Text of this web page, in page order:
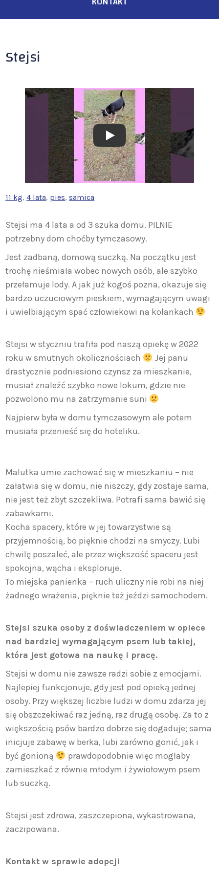
Stejsi
Play
11 kg, 4 lata, pies, samica
Stejsi ma 4 lata a od 3 szuka domu. PILNIE
potrzebny dom choćby tymczasowy.
Jest zadbaną, domową suczką. Na początku jest
trochę nieśmiała wobec nowych osób, ale szybko
przełamuje lody. A jak już kogoś pozna, okazuje się
bardzo uczuciowym pieskiem, wymagającym uwagi
i uwielbiającym spać człowiekowi na kolankach
Stejsi w styczniu trafiła pod naszą opiekę w 2022
roku w smutnych okolicznościach
Jej panu
drastycznie podniesiono czynsz za mieszkanie,
musiał znaleźć szybko nowe lokum, gdzie nie
pozwolono mu na zatrzymanie suni
Najpierw była w domu tymczasowym ale potem
musiała przenieść się do hoteliku.
Malutka umie zachować się w mieszkaniu – nie
załatwia się w domu, nie niszczy, gdy zostaje sama,
nie jest też zbyt szczekliwa. Potrafi sama bawić się
zabawkami.
Kocha spacery, które w jej towarzystwie są
przyjemnością, bo pięknie chodzi na smyczy. Lubi
chwilę poszaleć, ale przez większość spaceru jest
spokojna, wącha i eksploruje.
To miejska panienka – ruch uliczny nie robi na niej
żadnego wrażenia, pięknie też jeździ samochodem.
Stejsi szuka osoby z doświadczeniem w opiece
nad bardziej wymagającym psem lub takiej,
która jest gotowa na naukę i pracę.
Stejsi w domu nie zawsze radzi sobie z emocjami.
Najlepiej funkcjonuje, gdy jest pod opieką jednej
osoby. Przy większej liczbie ludzi w domu zdarza jej
się obszczekiwać raz jedną, raz drugą osobę. Za to z
większością psów bardzo dobrze się dogaduje; sama
inicjuje zabawę w berka, lubi zarówno gonić, jak i
być gonioną
prawdopodobnie więc mogłaby
zamieszkać z równie młodym i żywiołowym psem
lub suczką.
Stejsi jest zdrowa, zaszczepiona, wykastrowana,
zaczipowana.
Kontakt w sprawie adopcji